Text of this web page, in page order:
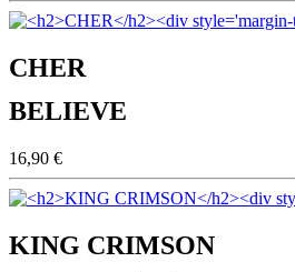
CHER
BELIEVE
16,90 €
KING CRIMSON